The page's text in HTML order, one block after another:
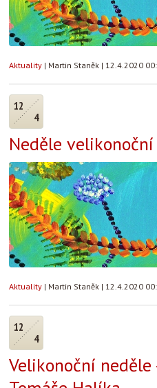
Aktuality | Martin Staněk | 12.4.2020
12
4
Neděle velikonoční
Aktuality | Martin Staněk | 12.4.2020
12
4
Velikonoční